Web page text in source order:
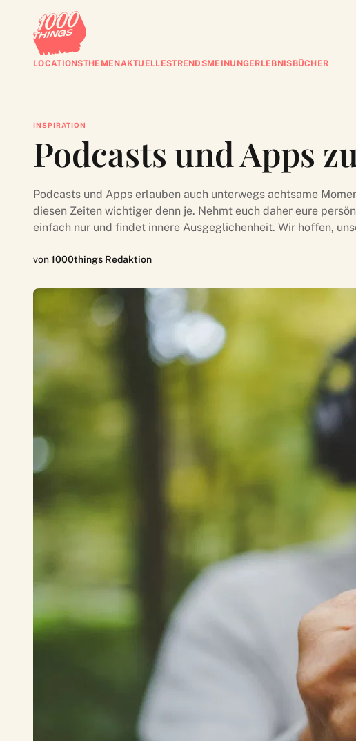
LOCATIONSTHEMENAKTUELLESTRENDSMEINUNGERLEBNISBÜCHER
INSPIRATION
Podcasts und Apps
Podcasts und Apps erlauben auch unterwegs achtsame
diesen Zeiten wichtiger denn je. Nehmt euch daher eure
einfach nur und findet innere Ausgeglichenheit. Wir hoffen,
von1000things Redaktion